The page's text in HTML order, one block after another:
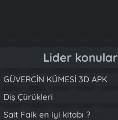
Lider konular
GÜVERCİN KÜMESİ 3D APK
Diş Çürükleri
Sait Faik en iyi kitabı ?